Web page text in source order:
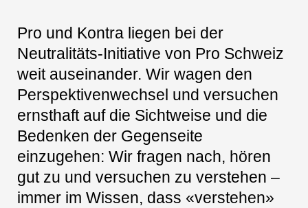
Pro und Kontra liegen bei der
Neutralitäts-Initiative von Pro Schweiz
weit auseinander. Wir wagen den
Perspektivenwechsel und versuchen
ernsthaft auf die Sichtweise und die
Bedenken der Gegenseite
einzugehen: Wir fragen nach, hören
gut zu und versuchen zu verstehen –
immer im Wissen, dass «verstehen»